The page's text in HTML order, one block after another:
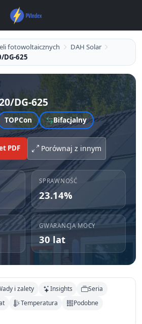
fotowoltaicznych
DAH Solar
DG-625
DG-625
TOPCon Bifacjalny
PDF Porównaj z innym
SPRAWNOŚĆ
23.14%
GWARANCJA MOCY
30 lat
i zalety Insights
Seria
Temperatura
Podobne